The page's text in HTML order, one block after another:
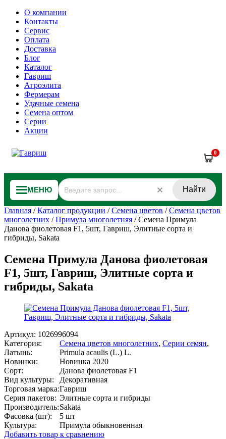
О компании
Контакты
Сервис
Оплата
Доставка
Блог
Каталог
Гавриш
Агроэлита
Фермерам
Удачные семена
Семена оптом
Серии
Акции
0
МЕНЮ Найти
Главная /Каталог продукции /Семена цветов /Семена цветов
многолетних /Примула многолетняя /Семена Примула
Данова фиолетовая F1, 5шт, Гавриш, Элитные сорта и
гибриды, Sakata
Семена Примула Данова фиолетовая
F1, 5шт, Гавриш, Элитные сорта и
гибриды, Sakata
Артикул: 1026996094
Категория:
Семена цветов многолетних, Серии семян,
Латынь:
Primula acaulis (L.) L.
Новинки:
Новинка 2020
Сорт:
Данова фиолетовая F1
Вид культуры:
Декоративная
Торговая марка:Гавриш
Серия пакетов: Элитные сорта и гибриды
Производитель:Sakata
Фасовка (шт):
5 шт
Культура:
Примула обыкновенная
Добавить товар к сравнению